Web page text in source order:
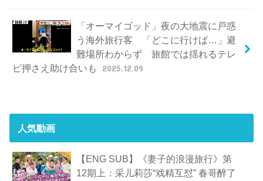
「オーマイゴッド」夜の大地震に戸惑
う海外旅行客 「どこに行けば…」避
難場所わからず 旅館では揺れるテレ
ビ押さえ助け合いも
2025.12.09
人気動画
【ENG SUB】《妻子的浪漫旅行》第
12期上：采儿莉莎“戏精互怼” 春哥醉了